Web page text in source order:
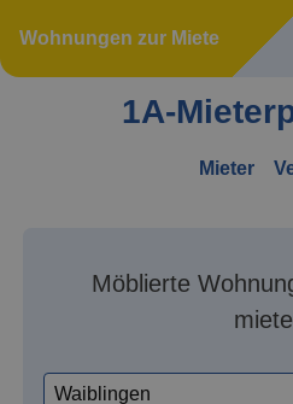
Wohnungen zur Miete
1A-
Mieter
Möblierte